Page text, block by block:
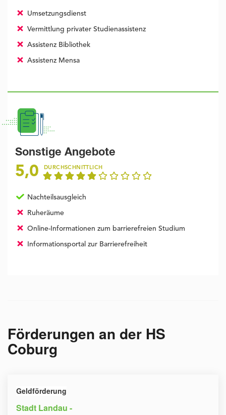
Umsetzungsdienst
Vermittlung privater Studienassistenz
Assistenz Bibliothek
Assistenz Mensa
Sonstige Angebote
5,0 DURCHSCHNITTLICH
Nachteilsausgleich
Ruheräume
Online-Informationen zum barrierefreien Studium
Informationsportal zur Barrierefreiheit
Förderungen an der HS
Coburg
Geldförderung
Stadt Landau -